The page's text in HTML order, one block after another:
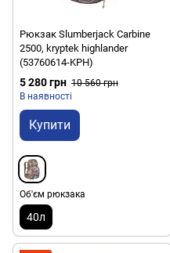
Рюкзак Slumberjack Carbine
2500, kryptek highlander
(53760614-KPH)
5 280 грн 10 560 грн
В наявності
Купити
Об'єм рюкзака
40л